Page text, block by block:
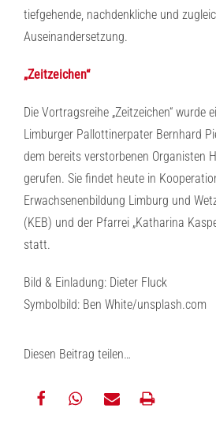
tiefgehende, nachdenkliche und
Auseinandersetzung.
„Zeitzeichen“
Die Vortragsreihe „Zeitzeichen“ wurde
Limburger Pallottinerpater Bernhard
dem bereits verstorbenen Organisten
gerufen. Sie findet heute in
Erwachsenenbildung Limburg und
(KEB) und der Pfarrei „Katharina
statt.
Bild & Einladung: Dieter Fluck
Symbolbild: Ben White/unsplash.com
Diesen Beitrag teilen…